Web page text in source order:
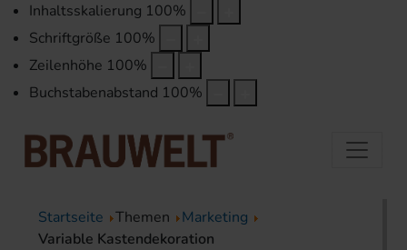
Inhaltsskalierung 100%
Schriftgröße 100%
Zeilenhöhe 100%
Buchstabenabstand 100%
Startseite Themen
Marketing
Variable Kastendekoration